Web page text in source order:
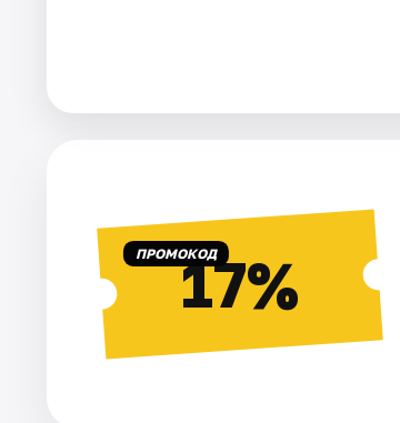
Артисты
Рейтинги
ПРОМОКОД17%